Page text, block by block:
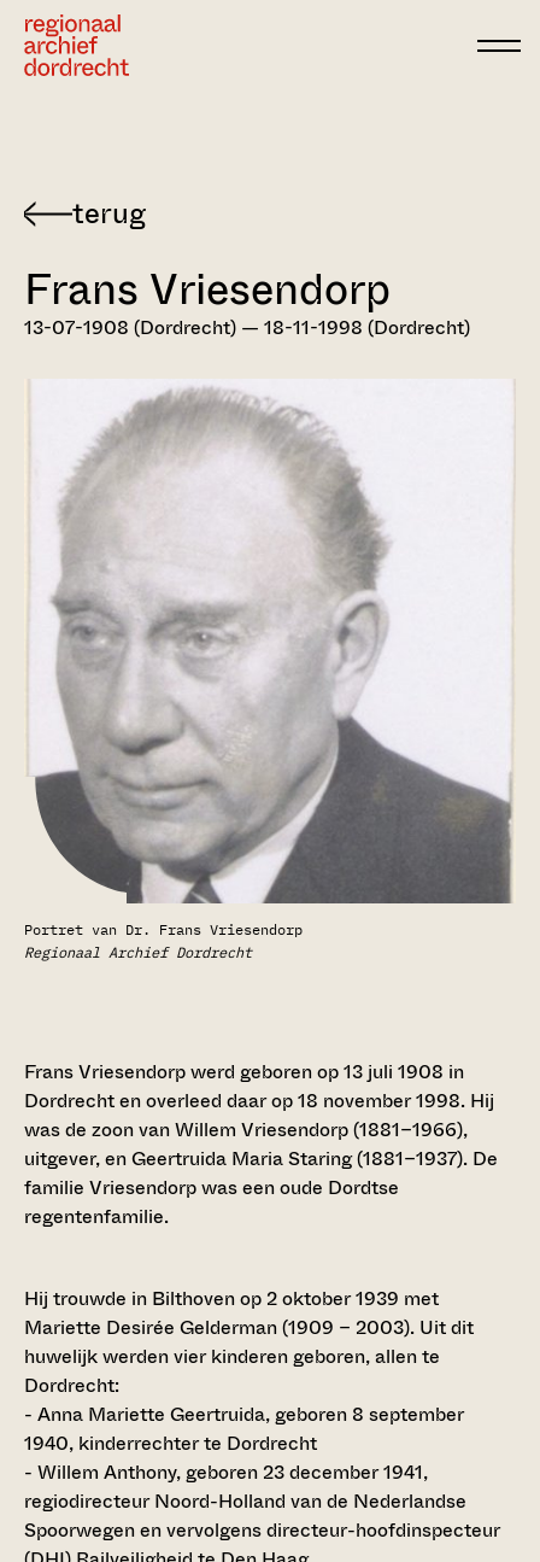
Terug
Dordts
biografisch
woordenboek
Frans Vriesendorp
13-07-1908 (Dordrecht) — 18-11-1998 (Dordrecht)
Portret van Dr. Frans Vriesendorp
Regionaal Archief Dordrecht
Frans Vriesendorp werd geboren op 13 juli 1908 in
Dordrecht en overleed daar op 18 november 1998. Hij
was de zoon van Willem Vriesendorp (1881–1966),
uitgever, en Geertruida Maria Staring (1881–1937). De
familie Vriesendorp was een oude Dordtse
regentenfamilie.
Hij trouwde in Bilthoven op 2 oktober 1939 met
Mariette Desirée Gelderman (1909 – 2003). Uit dit
huwelijk werden vier kinderen geboren, allen te
Dordrecht:
- Anna Mariette Geertruida, geboren 8 september
1940, kinderrechter te Dordrecht
- Willem Anthony, geboren 23 december 1941,
regiodirecteur Noord-Holland van de Nederlandse
Spoorwegen en vervolgens directeur-hoofdinspecteur